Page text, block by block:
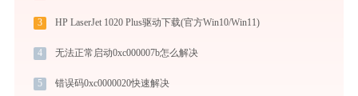
3 HP LaserJet 1020 Plus驱动下载(官方Win10/Win11)
4 无法正常启动0xc000007b怎么解决
5 错误码0xc0000020快速解决